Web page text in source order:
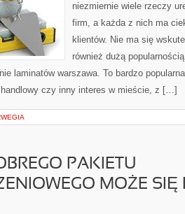
niezmiernie wiele rzeczy
firm, a każda z nich ma
klientów. Nie ma się
również dużą
laminatów warszawa. To bardzo
czy inny interes w mieście, z […]
PAKIETU
MOŻE SIĘ